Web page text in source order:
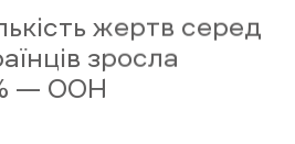
згадують про десятки
дітей та шкільних
або були поранені
ракетних обстрілів